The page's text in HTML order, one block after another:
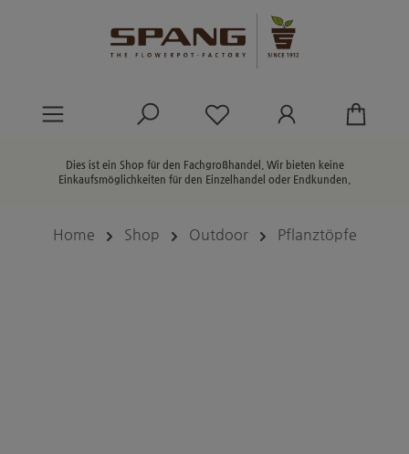
Du hast 0 Produkte
Dies ist ein Shop für den Fachgroßhandel. Wir bieten keine
Einkaufsmöglichkeiten für den Einzelhandel oder Endkunden.
Home Shop Outdoor Pflanztöpfe